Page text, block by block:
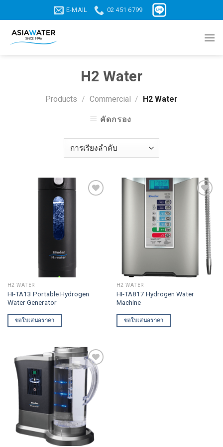
to
content
E-MAIL 02 451 6799
H2 Water
Products / Commercial / H2 Water
คัดกรอง
H2 WATER
HI-TA13 Portable Hydrogen
Water Generator
ขอใบเสนอราคา
Add to
wishlist
H2 WATER
HI-TA817 Hydrogen Water
Machine
ขอใบเสนอราคา
Add to
wishlist